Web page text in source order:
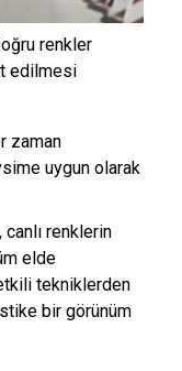
renkler
edilmesi
zaman
uygun olarak
canlı renklerin
elde
tekniklerden
bir görünüm